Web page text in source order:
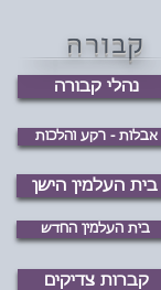
קבורה
נהלי קבורה
אבלות - רקע והלכות
בית העלמין הישן
בית העלמין החדש
קברות צדיקים